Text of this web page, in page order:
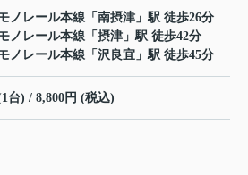
ノレール本線 「 南摂津 」駅 徒歩26分
ノレール本線 「 摂津 」駅 徒歩42分
ノレール本線 「 沢良宜 」駅 徒歩45分
台) / 8,800円 (税込)